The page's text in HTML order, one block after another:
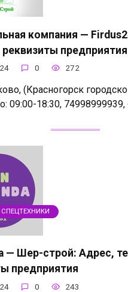
компания —
предприятия
0 272
(Красногорск
09:00-18:30,
— Шер-строй: Адрес,
предприятия
0 243